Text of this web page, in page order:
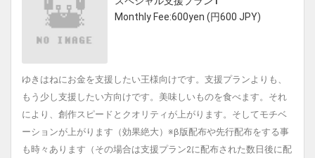
Monthly Fee:600yen (円600 JPY)
ゆきはねにお金を支援したい王様向けです。支援プランよりも、
もう少し支援したい方向けです。美味しいものを食べます。それ
により、創作スピードとクオリティが上がります。そしてモチベ
ーションが上がります（効果絶大）※β版配布や先行配布をする事
も時々あります（その場合は支援プラン2に配布された数日後に配